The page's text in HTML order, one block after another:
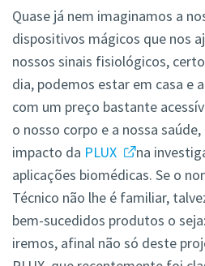
Quase já nem imaginamos a
dispositivos mágicos que nos
nossos sinais fisiológicos,
dia, podemos estar em casa e
com um preço bastante
o nosso corpo e a nossa
impacto da PLUX
na
aplicações biomédicas. Se o
Técnico não lhe é familiar,
bem-sucedidos produtos o seja:
iremos, afinal não só deste